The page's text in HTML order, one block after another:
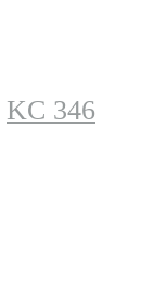
KC 346